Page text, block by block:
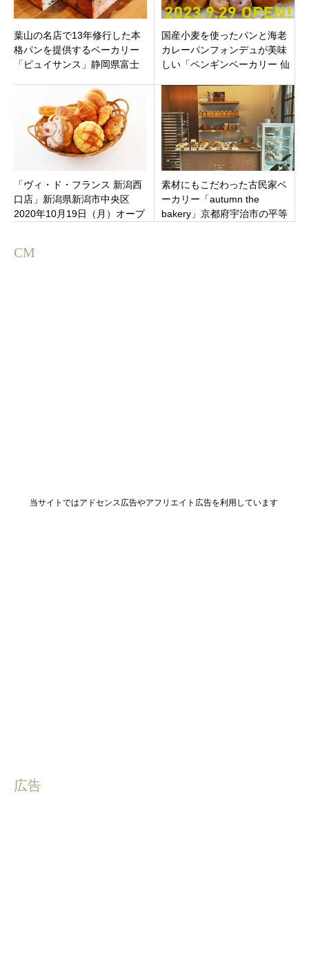
葉山の名店で13年修行した本
格パンを提供するベーカリー
「ピュイサンス」静岡県富士
月20日オープンです。
国産小麦を使ったパンと海老
カレーパンフォンデュが美味
しい「ペンギンベーカリー 仙
にオープン
「ヴィ・ド・フランス 新潟西
口店」新潟県新潟市中央区
2020年10月19日（月）オープ
素材にもこだわった古民家ベ
ーカリー「autumn the
bakery」京都府宇治市の平等
CM
当サイトではアドセンス広告やアフリエイト広告を利用しています
広告